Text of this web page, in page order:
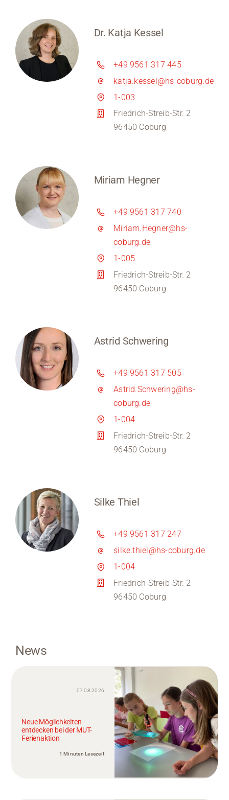
Dr. Katja Kessel
+49 9561 317 445
katja.kessel@hs-coburg.de
1-003
Friedrich-Streib-Str. 2
96450 Coburg
Miriam Hegner
+49 9561 317 740
Miriam.Hegner@hs-
coburg.de
1-005
Friedrich-Streib-Str. 2
96450 Coburg
Astrid Schwering
+49 9561 317 505
Astrid.Schwering@hs-
coburg.de
1-004
Friedrich-Streib-Str. 2
96450 Coburg
Silke Thiel
+49 9561 317 247
silke.thiel@hs-coburg.de
1-004
Friedrich-Streib-Str. 2
96450 Coburg
News
07.08.2026
Neue Möglichkeiten
entdecken bei der MUT-
Ferienaktion
1 Minuten Lesezeit